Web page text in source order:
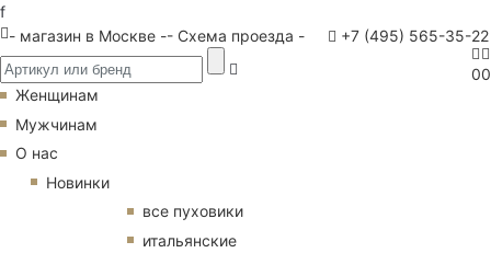
f
- магазин в Москве -- Схема проезда - +7 (495) 565-35-22
00
Женщинам
Мужчинам
О нас
Новинки
все пуховики
итальянские